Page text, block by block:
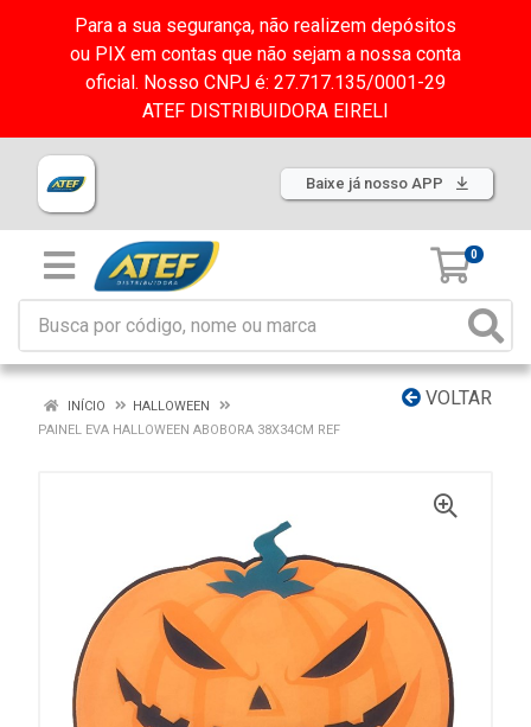
Para a sua segurança, não realizem depósitos
ou PIX em contas que não sejam a nossa conta
oficial. Nosso CNPJ é: 27.717.135/0001-29
ATEF DISTRIBUIDORA EIRELI
Baixe já nosso APP
0
VOLTAR
INÍCIO
HALLOWEEN
PAINEL EVA HALLOWEEN ABOBORA 38X34CM REF